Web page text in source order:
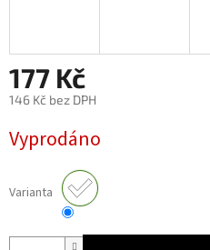
177 Kč
146 Kč bez DPH
cena:
Vyprodáno
Varianta